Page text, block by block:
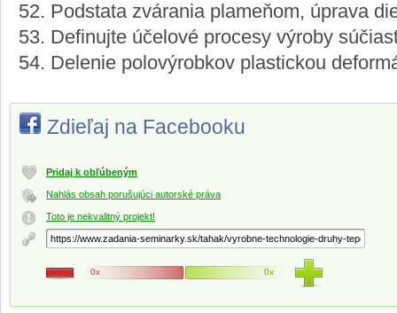
52. Podstata zvárania plameňom, úprava
53. Definujte účelové procesy výroby
54. Delenie polovýrobkov plastickou
Zdieľaj na Facebooku
Pridaj k obľúbeným
Nahlás obsah porušujúci autorské práva
Toto je nekvalitný projekt!
0x 0x